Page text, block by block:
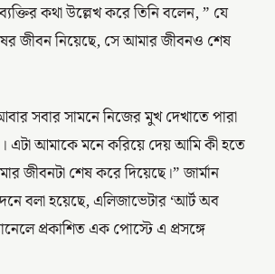
কথা উল্লেখ করে তিনি বলেন, ” যে
জীবন নিয়েছে, সে আমার জীবনও শেষ
সবার সামনে নিজের মুখ দেখাতে পারা
এটা আমাকে মনে করিয়ে দেয় আমি কী হতে
জীবনটা শেষ করে দিয়েছে।” জার্মান
বলা হয়েছে, এলিজাভেটার ‘আর্ট অব
প্রকাশিত এক পোস্টে এ প্রসঙ্গে